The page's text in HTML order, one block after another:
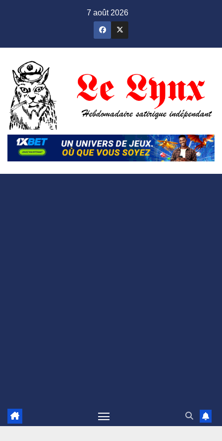
7 août 2026